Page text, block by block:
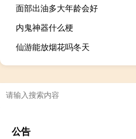
面部出油多大年龄会好
内鬼神器什么梗
仙游能放烟花吗冬天
公告